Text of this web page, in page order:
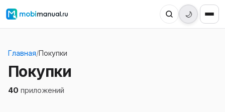
🌙
Главная/Покупки
Покупки
40 приложений